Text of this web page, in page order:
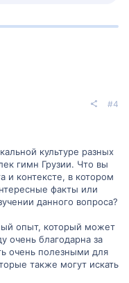
#4
культуре разных
гимн Грузии. Что вы
и контексте, в котором
факты или
данного вопроса?
опыт, который может
очень благодарна за
очень полезными для
также могут искать